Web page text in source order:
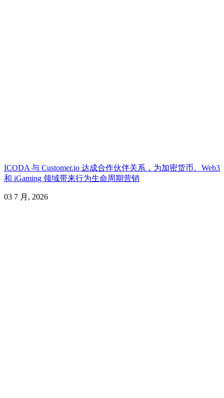
ICODA 与 Customer.io 达成合作伙伴关系，为加密货币、Web3
和 iGaming 领域带来行为生命周期营销
03 7 月, 2026